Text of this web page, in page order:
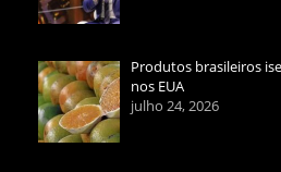
Produtos brasileiros
nos EUA
julho 24, 2026